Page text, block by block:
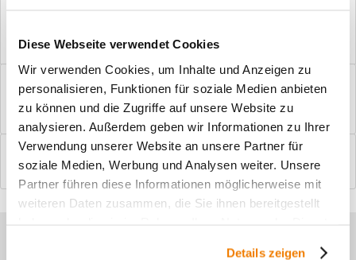
Diese Webseite verwendet Cookies
Wir verwenden Cookies, um Inhalte und Anzeigen zu
personalisieren, Funktionen für soziale Medien anbieten
zu können und die Zugriffe auf unsere Website zu
analysieren. Außerdem geben wir Informationen zu Ihrer
Verwendung unserer Website an unsere Partner für
soziale Medien, Werbung und Analysen weiter. Unsere
Partner führen diese Informationen möglicherweise mit
weiteren Daten zusammen, die Sie ihnen bereitgestellt
Details zeigen
Windfangelemente online am Bildschirm konfigurieren und
einbaufertig bestellen. In wenigen...
Bewertungen
0
Bewertungen lesen, schreiben und diskutieren...mehr
Sie haben Fragen zu unseren